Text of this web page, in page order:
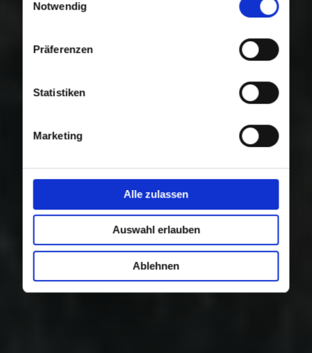
Nutzung der Dienste gesammelt haben.
Notwendig
Präferenzen
Statistiken
Marketing
Alle zulassen
Auswahl erlauben
Ablehnen